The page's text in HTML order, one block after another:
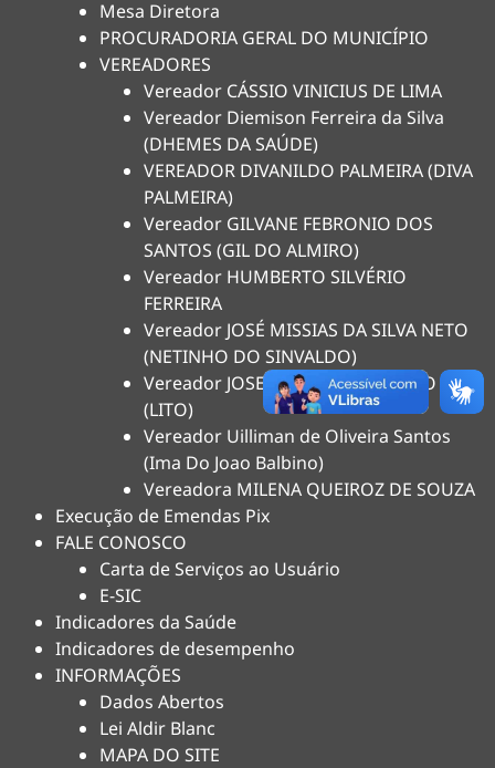
Mesa Diretora
PROCURADORIA GERAL DO MUNICÍPIO
VEREADORES
Vereador CÁSSIO VINICIUS DE LIMA
Vereador Diemison Ferreira da Silva
(DHEMES DA SAÚDE)
VEREADOR DIVANILDO PALMEIRA (DIVA
PALMEIRA)
Vereador GILVANE FEBRONIO DOS
SANTOS (GIL DO ALMIRO)
Vereador HUMBERTO SILVÉRIO
FERREIRA
Vereador JOSÉ MISSIAS DA SILVA NETO
(NETINHO DO SINVALDO)
Vereador JOSELITO DE LIMA PINTO
(LITO)
Vereador Uilliman de Oliveira Santos
(Ima Do Joao Balbino)
Vereadora MILENA QUEIROZ DE SOUZA
Execução de Emendas Pix
FALE CONOSCO
Carta de Serviços ao Usuário
E-SIC
Indicadores da Saúde
Indicadores de desempenho
INFORMAÇÕES
Dados Abertos
Lei Aldir Blanc
MAPA DO SITE